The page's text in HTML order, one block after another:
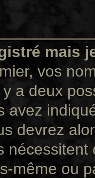
mais
vos
a deux
avez
devrez
même ou